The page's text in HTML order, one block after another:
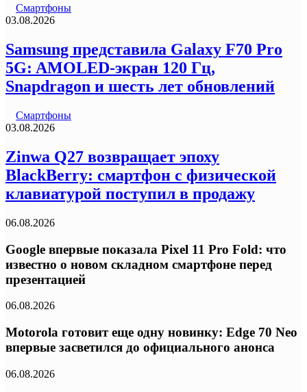
Смартфоны
03.08.2026
Samsung представила Galaxy F70 Pro
5G: AMOLED-экран 120 Гц,
Snapdragon и шесть лет обновлений
Смартфоны
03.08.2026
Zinwa Q27 возвращает эпоху
BlackBerry: смартфон с физической
клавиатурой поступил в продажу
06.08.2026
Google впервые показала Pixel 11 Pro Fold: что
известно о новом складном смартфоне перед
презентацией
06.08.2026
Motorola готовит еще одну новинку: Edge 70 Neo
впервые засветился до официального анонса
06.08.2026